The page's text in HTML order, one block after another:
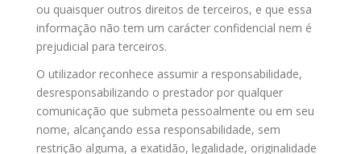
ou quaisquer outros direitos de terceiros, e que essa
informação não tem um carácter confidencial nem é
prejudicial para terceiros.
O utilizador reconhece assumir a responsabilidade,
desresponsabilizando o prestador por qualquer
comunicação que submeta pessoalmente ou em seu
nome, alcançando essa responsabilidade, sem
restrição alguma, a exatidão, legalidade, originalidade